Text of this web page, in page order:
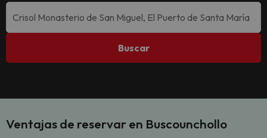
Buscar
Ventajas de reservar en Buscounchollo